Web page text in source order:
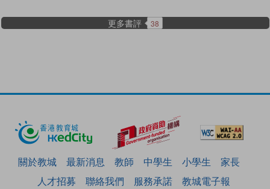
更多書評 38
關於教城 最新消息 教師 中學生 小學生
家長
人才招募
聯絡我們 服務承諾 教城電子報